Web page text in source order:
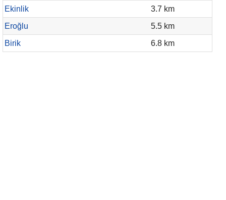
Ekinlik
3.7 km
Eroğlu
5.5 km
Birik
6.8 km